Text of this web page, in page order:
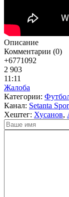
Описание
Комментарии (0)
+6771092
2 903
11:11
Жалоба
Категории:
Канал: Setanta
Хештег: Хусанов,